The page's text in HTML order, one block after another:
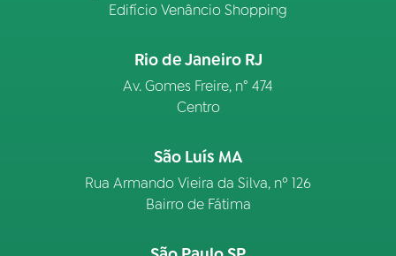
Edifício Venâncio Shopping
Rio de Janeiro RJ
Av. Gomes Freire, n° 474
Centro
São Luís MA
Rua Armando Vieira da Silva, nº 126
Bairro de Fátima